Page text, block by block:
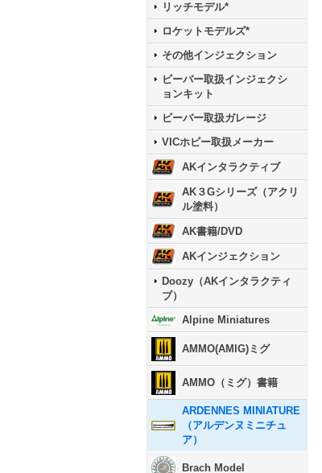
リッチモデル*
ロケットモデルズ*
その他インジェクション
ビーバー取扱インジェクシ
ョンキット
ビーバー取扱ガレージ
VICホビー取扱メーカー
AKインタラクティブ
AK３Gシリーズ（アクリ
ル塗料）
AK書籍/DVD
AKインジェクション
Doozy（AKインタラクティ
ブ）
Alpine Miniatures
AMMO(AMIG)ミグ
AMMO（ミグ）書籍
ARDENNES MINIATURE
（アルデンヌミニチュ
ア）
Brach Model